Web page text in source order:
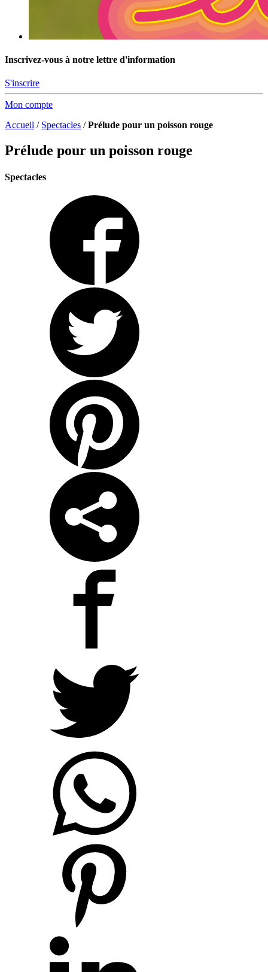
Inscrivez-vous à notre lettre d'information
S'inscrire
Mon compte
Accueil / Spectacles /Prélude pour un poisson rouge
Prélude pour un poisson rouge
Spectacles